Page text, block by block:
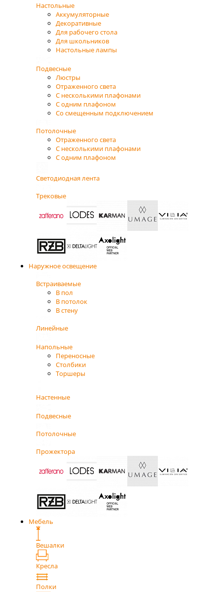
Настольные
Аккумуляторные
Декоративные
Для рабочего стола
Для школьников
Настольные лампы
Подвесные
Люстры
Отраженного света
С несколькими плафонами
С одним плафоном
Со смещенным подключением
Потолочные
Отраженного света
С несколькими плафонами
С одним плафоном
Светодиодная лента
Трековые
Наружное освещение
Встраиваемые
В пол
В потолок
В стену
Линейные
Напольные
Переносные
Столбики
Торшеры
Настенные
Подвесные
Потолочные
Прожектора
Мебель
Вешалки
Кресла
Полки